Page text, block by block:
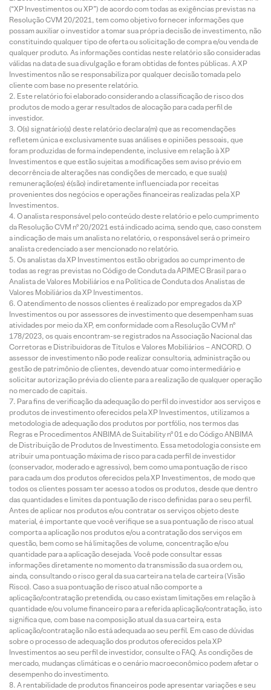
(“XP Investimentos ou XP”) de acordo com todas as exigências previstas na
Resolução CVM 20/2021, tem como objetivo fornecer informações que
possam auxiliar o investidor a tomar sua própria decisão de investimento, não
constituindo qualquer tipo de oferta ou solicitação de compra e/ou venda de
qualquer produto. As informações contidas neste relatório são consideradas
válidas na data de sua divulgação e foram obtidas de fontes públicas. A XP
Investimentos não se responsabiliza por qualquer decisão tomada pelo
cliente com base no presente relatório.
Este relatório foi elaborado considerando a classificação de risco dos
produtos de modo a gerar resultados de alocação para cada perfil de
investidor.
O(s) signatário(s) deste relatório declara(m) que as recomendações
refletem única e exclusivamente suas análises e opiniões pessoais, que
foram produzidas de forma independente, inclusive em relação à XP
Investimentos e que estão sujeitas a modificações sem aviso prévio em
decorrência de alterações nas condições de mercado, e que sua(s)
remuneração(es) é(são) indiretamente influenciada por receitas
provenientes dos negócios e operações financeiras realizadas pela XP
Investimentos.
O analista responsável pelo conteúdo deste relatório e pelo cumprimento
da Resolução CVM nº 20/2021 está indicado acima, sendo que, caso constem
a indicação de mais um analista no relatório, o responsável será o primeiro
analista credenciado a ser mencionado no relatório.
Os analistas da XP Investimentos estão obrigados ao cumprimento de
todas as regras previstas no Código de Conduta da APIMEC Brasil para o
Analista de Valores Mobiliários e na Política de Conduta dos Analistas de
Valores Mobiliários da XP Investimentos.
O atendimento de nossos clientes é realizado por empregados da XP
Investimentos ou por assessores de investimento que desempenham suas
atividades por meio da XP, em conformidade com a Resolução CVM nº
178/2023, os quais encontram-se registrados na Associação Nacional das
Corretoras e Distribuidoras de Títulos e Valores Mobiliários – ANCORD. O
assessor de investimento não pode realizar consultoria, administração ou
gestão de patrimônio de clientes, devendo atuar como intermediário e
solicitar autorização prévia do cliente para a realização de qualquer operação
no mercado de capitais.
Para fins de verificação da adequação do perfil do investidor aos serviços e
produtos de investimento oferecidos pela XP Investimentos, utilizamos a
metodologia de adequação dos produtos por portfólio, nos termos das
Regras e Procedimentos ANBIMA de Suitability nº 01 e do Código ANBIMA
de Distribuição de Produtos de Investimento. Essa metodologia consiste em
atribuir uma pontuação máxima de risco para cada perfil de investidor
(conservador, moderado e agressivo), bem como uma pontuação de risco
para cada um dos produtos oferecidos pela XP Investimentos, de modo que
todos os clientes possam ter acesso a todos os produtos, desde que dentro
das quantidades e limites da pontuação de risco definidas para o seu perfil.
Antes de aplicar nos produtos e/ou contratar os serviços objeto deste
material, é importante que você verifique se a sua pontuação de risco atual
comporta a aplicação nos produtos e/ou a contratação dos serviços em
questão, bem como se há limitações de volume, concentração e/ou
quantidade para a aplicação desejada. Você pode consultar essas
informações diretamente no momento da transmissão da sua ordem ou,
ainda, consultando o risco geral da sua carteira na tela de carteira (Visão
Risco). Caso a sua pontuação de risco atual não comporte a
aplicação/contratação pretendida, ou caso existam limitações em relação à
quantidade e/ou volume financeiro para a referida aplicação/contratação, isto
significa que, com base na composição atual da sua carteira, esta
aplicação/contratação não está adequada ao seu perfil. Em caso de dúvidas
sobre o processo de adequação dos produtos oferecidos pela XP
Investimentos ao seu perfil de investidor, consulte o FAQ. As condições de
mercado, mudanças climáticas e o cenário macroeconômico podem afetar o
desempenho do investimento.
A rentabilidade de produtos financeiros pode apresentar variações e seu